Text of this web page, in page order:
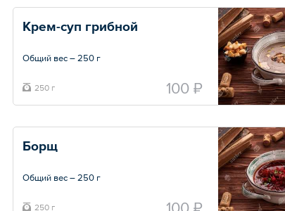
Крем-суп грибной
Общий вес – 250 г
250 г 100 ₽
Борщ
Общий вес – 250 г
250 г